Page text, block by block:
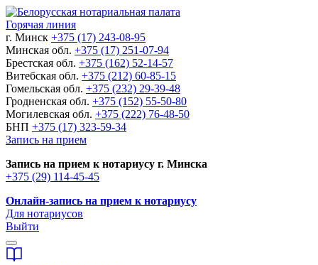
Горячая линия
г. Минск +375 (17) 243-08-95
Минская обл. +375 (17) 251-07-94
Брестская обл. +375 (162) 52-14-57
Витебская обл. +375 (212) 60-85-15
Гомельская обл. +375 (232) 29-39-48
Гродненская обл. +375 (152) 55-50-80
Могилевская обл. +375 (222) 76-48-50
БНП +375 (17) 323-59-34
Запись на прием
Запись на прием к нотариусу г. Минска
+375 (29) 114-45-45
Онлайн-запись на прием к нотариусу
Для нотариусов
Выйти